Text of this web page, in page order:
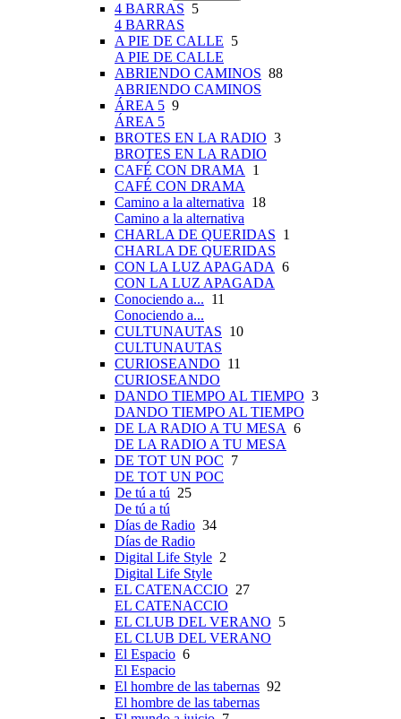
4 BARRAS 5
4 BARRAS
A PIE DE CALLE 5
A PIE DE CALLE
ABRIENDO CAMINOS 88
ABRIENDO CAMINOS
ÁREA 5 9
ÁREA 5
BROTES EN LA RADIO 3
BROTES EN LA RADIO
CAFÉ CON DRAMA
1
CAFÉ CON DRAMA
Camino a la alternativa 18
Camino a la alternativa
CHARLA DE QUERIDAS 1
CHARLA DE QUERIDAS
CON LA LUZ APAGADA 6
CON LA LUZ APAGADA
Conociendo a... 11
Conociendo a...
CULTUNAUTAS 10
CULTUNAUTAS
CURIOSEANDO 11
CURIOSEANDO
DANDO TIEMPO AL TIEMPO 3
DANDO TIEMPO AL TIEMPO
DE LA RADIO A TU MESA 6
DE LA RADIO A TU MESA
DE TOT UN POC 7
DE TOT UN POC
De tú a tú 25
De tú a tú
Días de Radio 34
Días de Radio
Digital Life Style 2
Digital Life Style
EL CATENACCIO 27
EL CATENACCIO
EL CLUB DEL VERANO 5
EL CLUB DEL VERANO
El Espacio 6
El Espacio
El hombre de las tabernas 92
El hombre de las tabernas